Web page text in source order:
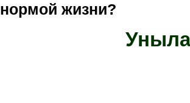
нормой жизни?